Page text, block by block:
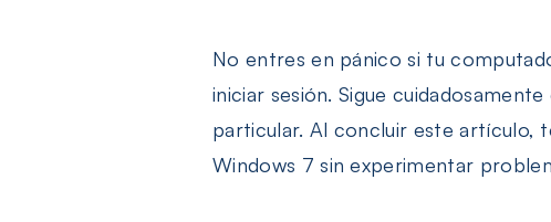
No entres en pánico si tu
iniciar sesión. Sigue
particular. Al concluir este artículo,
Windows 7 sin experimentar